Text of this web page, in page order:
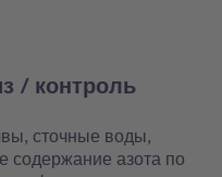
/ контроль
сточные воды,
содержание азота по